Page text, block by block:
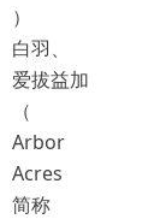
）
白羽、
爱拔益加
（
Arbor
Acres
简称